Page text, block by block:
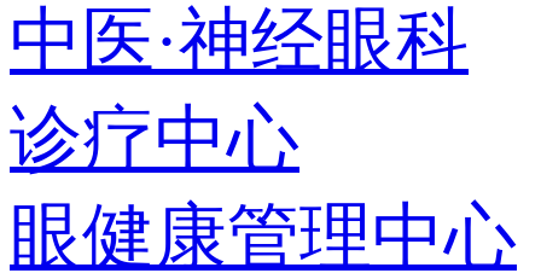
中医·神经眼科
诊疗中心
眼健康管理中心